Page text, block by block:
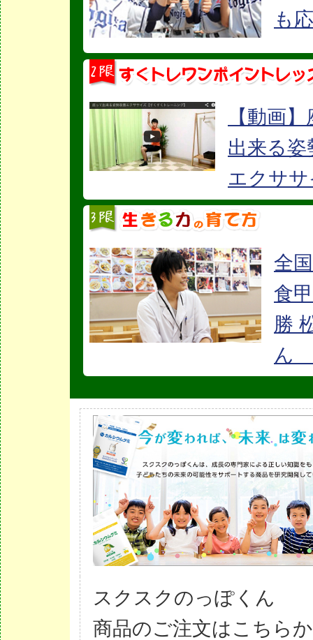
も
【動画
出来る姿
エクサ
全
食
勝
ん
スクスクのっぽくん
商品のご注文はこちら